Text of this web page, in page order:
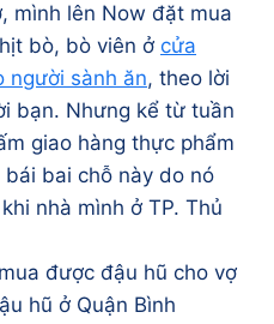
mình lên Now đặt mua
bò, bò viên ở cửa
người sành ăn, theo lời
bạn. Nhưng kể từ tuần
giao hàng thực phẩm
bai chỗ này do nó
nhà mình ở TP. Thủ
được đậu hũ cho vợ
hũ ở Quận Bình